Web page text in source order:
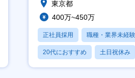
東京都
400万~450万
正社員採用 職種・業界未経
20代におすすめ 土日祝休み
休日120日以上